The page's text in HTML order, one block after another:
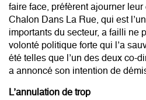
faire face, préfèrent ajourner
Chalon Dans La Rue, qui est
importants du secteur, a failli ne
volonté politique forte qui l’a
été telles que l’un des deux co-
a annoncé son intention de
L’annulation de trop